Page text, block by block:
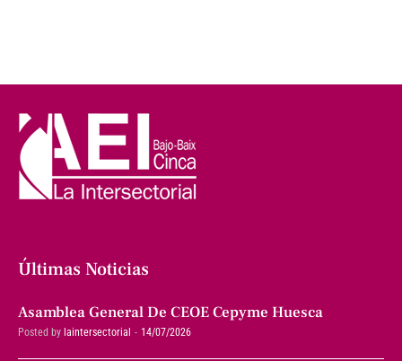
Últimas Noticias
Asamblea General De CEOE Cepyme Huesca
Posted by laintersectorial 14/07/2026